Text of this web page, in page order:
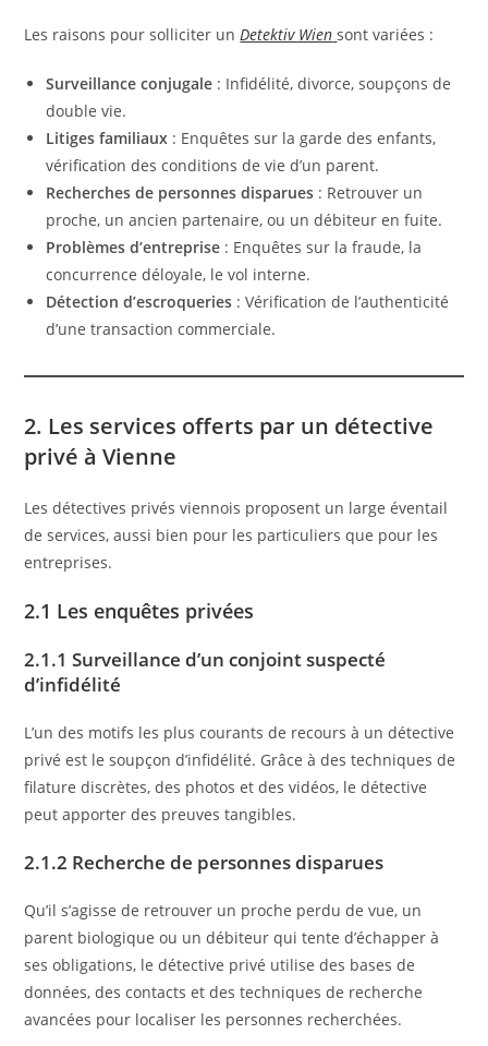
Les raisons pour solliciter unDetektiv Wien sont variées :
Surveillance conjugale : Infidélité, divorce, soupçons de
double vie.
Litiges familiaux : Enquêtes sur la garde des enfants,
vérification des conditions de vie d’un parent.
Recherches de personnes disparues : Retrouver un
proche, un ancien partenaire, ou un débiteur en fuite.
Problèmes d’entreprise : Enquêtes sur la fraude, la
concurrence déloyale, le vol interne.
Détection d’escroqueries : Vérification de l’authenticité
d’une transaction commerciale.
2. Les services offerts par un détective
privé à Vienne
Les détectives privés viennois proposent un large éventail
de services, aussi bien pour les particuliers que pour les
entreprises.
2.1 Les enquêtes privées
2.1.1 Surveillance d’un conjoint suspecté
d’infidélité
L’un des motifs les plus courants de recours à un détective
privé est le soupçon d’infidélité. Grâce à des techniques de
filature discrètes, des photos et des vidéos, le détective
peut apporter des preuves tangibles.
2.1.2 Recherche de personnes disparues
Qu’il s’agisse de retrouver un proche perdu de vue, un
parent biologique ou un débiteur qui tente d’échapper à
ses obligations, le détective privé utilise des bases de
données, des contacts et des techniques de recherche
avancées pour localiser les personnes recherchées.